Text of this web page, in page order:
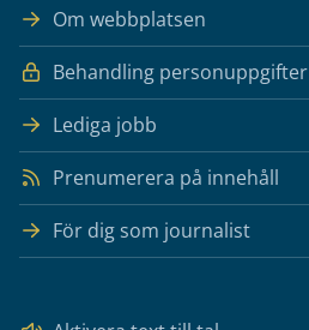
Om webbplatsen
Behandling personuppgifter
Lediga jobb
Prenumerera på innehåll
För dig som journalist